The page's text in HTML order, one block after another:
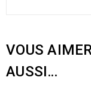
VOUS
AUSSI…